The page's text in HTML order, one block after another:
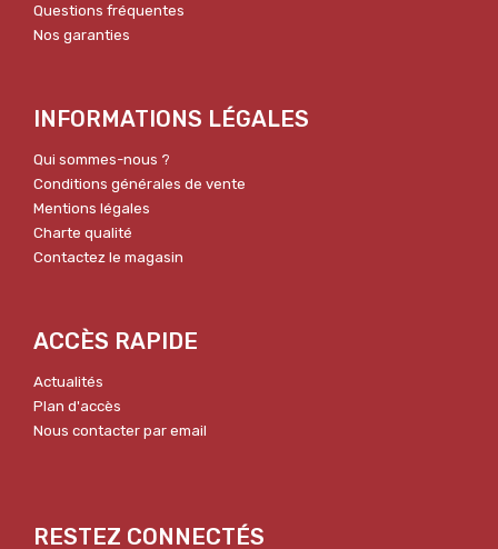
Questions fréquentes
Nos garanties
INFORMATIONS LÉGALES
Qui sommes-nous ?
Conditions générales de vente
Mentions légales
Charte qualité
Contactez le magasin
ACCÈS RAPIDE
Actualités
Plan d'accès
Nous contacter par email